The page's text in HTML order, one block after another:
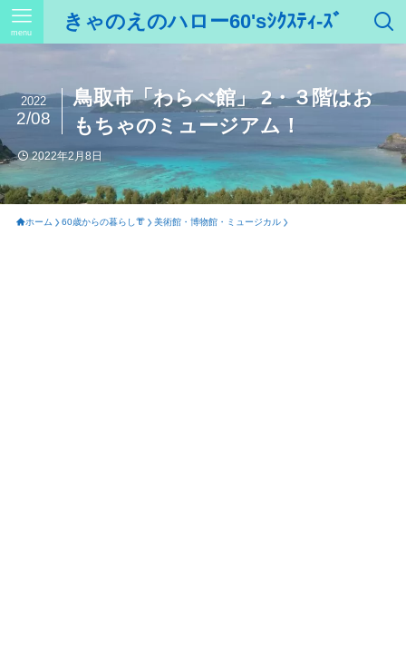
きゃのえのハロー60'sｼｸｽﾃｨ-ｽﾞ
menu
鳥取市「わらべ館」 2・３階はお
もちゃのミュージアム！
2022
2/08
2022年2月8日
ホーム 60歳からの暮らし👘 美術館・博物館・ミュージカル